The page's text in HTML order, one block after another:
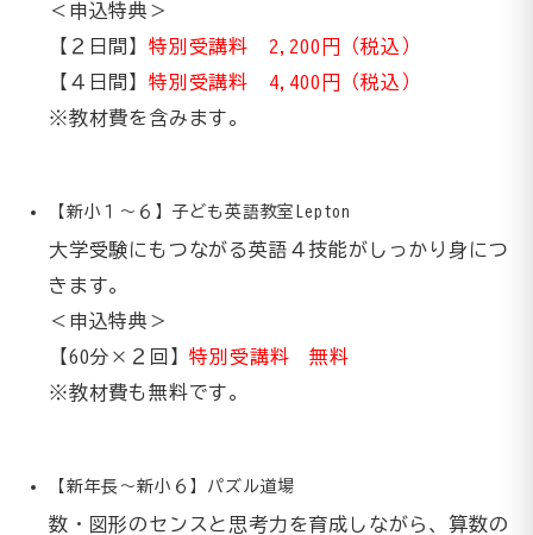
＜申込特典＞
【２日間】 特別受講料 2,200円（税込）
【４日間】 特別受講料 4,400円（税込）
※教材費を含みます。
【新小１～６】子ども英語教室Lepton
大学受験にもつながる英語４技能がしっかり身につ
きます。
＜申込特典＞
【60分×２回】特別受講料 無料
※教材費も無料です。
【新年長～新小６】パズル道場
数・図形のセンスと思考力を育成しながら、算数の